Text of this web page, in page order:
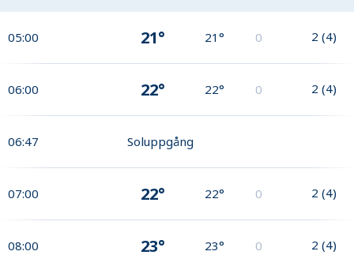
05:00 21° 21° 0 2 (4)
06:00 22° 22° 0 2 (4)
06:47 Soluppgång
07:00 22° 22° 0 2 (4)
08:00 23° 23° 0 2 (4)